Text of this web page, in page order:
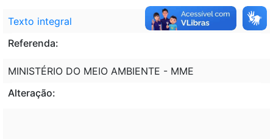
Texto integral
Referenda:
MINISTÉRIO DO MEIO AMBIENTE - MME
Alteração: